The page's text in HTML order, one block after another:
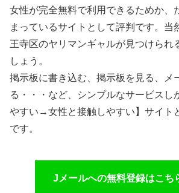
女性が完全無料で利用できるためか、
まっているサイトとして評判です。当
王寺区のヤリマンギャルが見つけられ
しょう。
掲示板に書き込む、掲示板を見る、メ
る・・・など、シンプルなサービスし
やすい→女性と接触しやすい】サイト
です。
Jメールへの無料登録はこ